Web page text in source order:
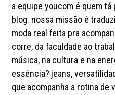
a equipe youcom é quem
blog. nossa missão é
moda real feita pra
corre, da faculdade ao
música, na cultura e na
essência? jeans,
que acompanha a rotina de